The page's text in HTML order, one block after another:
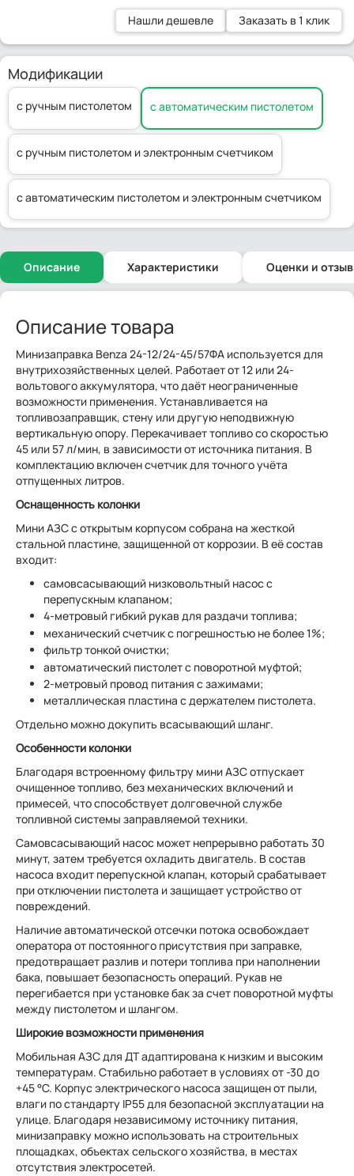
Нашли дешевле Заказать в 1 клик
Модификации
с ручным пистолетом с автоматическим пистолетом
с ручным пистолетом и электронным счетчиком
с автоматическим пистолетом и электронным счетчиком
Описание Характеристики Оценки и
Описание товара
Минизаправка Benza 24-12/24-45/57ФА используется для
внутрихозяйственных целей. Работает от 12 или 24-
вольтового аккумулятора, что даёт неограниченные
возможности применения. Устанавливается на
топливозаправщик, стену или другую неподвижную
вертикальную опору. Перекачивает топливо со скоростью
45 или 57 л/мин, в зависимости от источника питания. В
комплектацию включен счетчик для точного учёта
отпущенных литров.
Оснащенность колонки
Мини АЗС с открытым корпусом собрана на жесткой
стальной пластине, защищенной от коррозии. В её состав
входит:
самовсасывающий низковольтный насос с
перепускным клапаном;
4-метровый гибкий рукав для раздачи топлива;
механический счетчик с погрешностью не более 1%;
фильтр тонкой очистки;
автоматический пистолет с поворотной муфтой;
2-метровый провод питания с зажимами;
металлическая пластина с держателем пистолета.
Отдельно можно докупить всасывающий шланг.
Особенности колонки
Благодаря встроенному фильтру мини АЗС отпускает
очищенное топливо, без механических включений и
примесей, что способствует долговечной службе
топливной системы заправляемой техники.
Самовсасывающий насос может непрерывно работать 30
минут, затем требуется охладить двигатель. В состав
насоса входит перепускной клапан, который срабатывает
при отключении пистолета и защищает устройство от
повреждений.
Наличие автоматической отсечки потока освобождает
оператора от постоянного присутствия при заправке,
предотвращает разлив и потери топлива при наполнении
бака, повышает безопасность операций. Рукав не
перегибается при установке бак за счет поворотной муфты
между пистолетом и шлангом.
Широкие возможности применения
Мобильная АЗС для ДТ адаптирована к низким и высоким
температурам. Стабильно работает в условиях от -30 до
+45 °С. Корпус электрического насоса защищен от пыли,
влаги по стандарту IP55 для безопасной эксплуатации на
улице. Благодаря независимому источнику питания,
минизаправку можно использовать на строительных
площадках, объектах сельского хозяйства, в местах
отсутствия электросетей.